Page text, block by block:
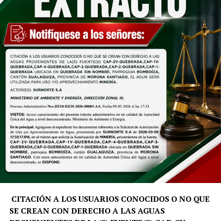
basado en retos y trabajo de campo. La primera edición
demostró el alcance del proyecto al convocar a
participantes de Costa Rica, Perú y Argentina. En esta
nueva edición se incorporan talentos de disciplinas
como turismo, biología, economía y planificación
estratégica, quienes emplearán herramientas digitales y
análisis de datos para atender las necesidades
prioritarias del territorio.
«El Summer School nace como un programa académico
con propósito. No buscamos únicamente generar
investigación, sino trabajar directamente en el
territorio, analizar sus desafíos y aportar soluciones que
fortalezcan la toma de decisiones y el desarrollo
sostenible de Galápagos», señala David Santiago Salinas
Aleaga, docente e investigador de la carrera de Turismo
de la UTPL.
La metodología del programa inicia con una fase de
CITACIÓN A LOS USUARIOS CONOCIDOS O NO QUE
SE CREAN CON DERECHO A LAS AGUAS